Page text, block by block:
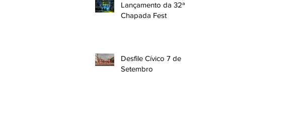
Lançamento da 32ª
Chapada Fest
Desfile Cívico 7 de
Setembro